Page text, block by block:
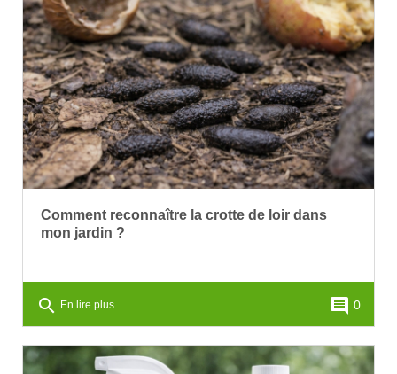
Comment reconnaître la crotte de loir dans
mon jardin ?
search En lire plus comment 0